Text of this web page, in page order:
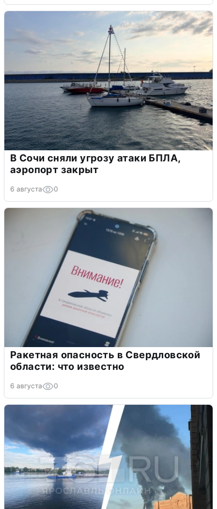
В Сочи сняли угрозу атаки БПЛА,
аэропорт закрыт
6 августа 0
Ракетная опасность в Свердловской
области: что известно
6 августа 0